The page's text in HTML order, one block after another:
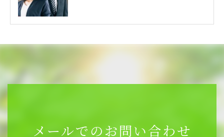
メールでのお問い合わせ